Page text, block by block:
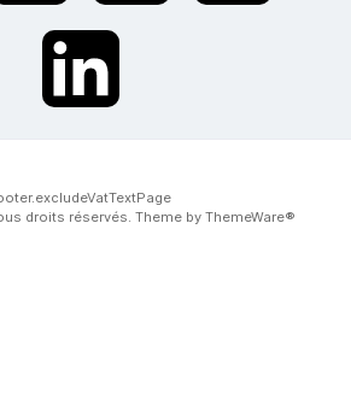
twt.widget.communities.linkedin.name
droits réservés. Theme by ThemeWare®